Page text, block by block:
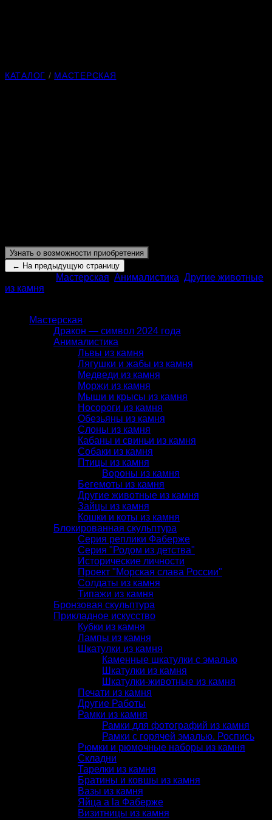
КАТАЛОГ / МАСТЕРСКАЯ
Узнать о возможности приобретения
Мастерская Анималистика Другие животные
из камня
Мастерская
Дракон — символ 2024 года
Анималистика
Львы из камня
Лягушки и жабы из камня
Медведи из камня
Моржи из камня
Мыши и крысы из камня
Носороги из камня
Обезьяны из камня
Слоны из камня
Кабаны и свиньи из камня
Собаки из камня
Птицы из камня
Вороны из камня
Бегемоты из камня
Другие животные из камня
Зайцы из камня
Кошки и коты из камня
Блокированная скульптура
Серия реплики Фаберже
Серия "Родом из детства"
Исторические личности
Проект "Морская слава России"
Солдаты из камня
Типажи из камня
Бронзовая скульптура
Прикладное искусство
Кубки из камня
Лампы из камня
Шкатулки из камня
Каменные шкатулки с эмалью
Шкатулки из камня
Шкатулки-животные из камня
Печати из камня
Другие Работы
Рамки из камня
Рамки для фотографий из камня
Рамки с горячей эмалью. Роспись
Рюмки и рюмочные наборы из камня
Складни
Тарелки из камня
Братины и ковшы из камня
Вазы из камня
Яйца a la Фаберже
Визитницы из камня